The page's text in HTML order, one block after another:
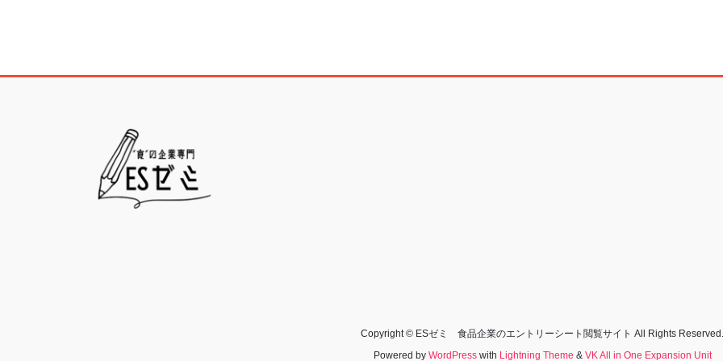
Copyright © ESゼミ 食品企業のエントリーシート閲覧サイト All Rights Reserved.
Powered by WordPresswith Lightning Theme & VK All in One Expansion Unit